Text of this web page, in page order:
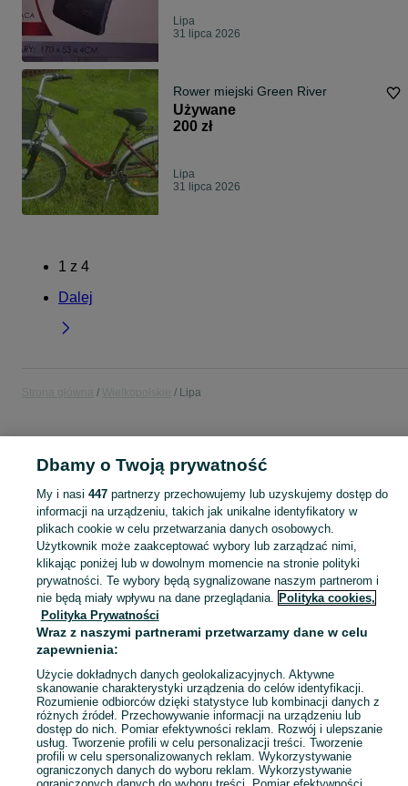
Lipa
31 lipca 2026
Rower miejski Green River
Używane
200 zł
Lipa
31 lipca 2026
1 z 4
Dalej
Lipa
komputer pc
Zobacz
Mapa kategorii
Mapa miejscowości
Mapa ministron
Popularne wyszukiwania
Dbamy o Twoją prywatność
My i nasi 447partnerzy przechowujemy lub uzyskujemy dostęp do
informacji na urządzeniu, takich jak unikalne identyfikatory w
plikach cookie w celu przetwarzania danych osobowych.
Użytkownik może zaakceptować wybory lub zarządzać nimi,
klikając poniżej lub w dowolnym momencie na stronie polityki
prywatności. Te wybory będą sygnalizowane naszym partnerom i
nie będą miały wpływu na dane przeglądania. Polityka cookies,
Polityka Prywatności
Wraz z naszymi partnerami przetwarzamy dane w celu
zapewnienia:
Użycie dokładnych danych geolokalizacyjnych. Aktywne
skanowanie charakterystyki urządzenia do celów identyfikacji.
Rozumienie odbiorców dzięki statystyce lub kombinacji danych z
różnych źródeł. Przechowywanie informacji na urządzeniu lub
dostęp do nich. Pomiar efektywności reklam. Rozwój i ulepszanie
usług. Tworzenie profili w celu personalizacji treści. Tworzenie
profili w celu spersonalizowanych reklam. Wykorzystywanie
ograniczonych danych do wyboru reklam. Wykorzystywanie